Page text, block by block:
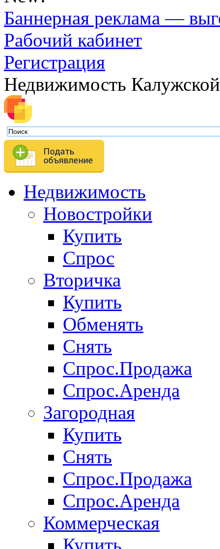
Баннерная реклама —
Рабочий кабинет
Регистрация
Недвижимость
Недвижимость
Новостройки
Купить
Спрос
Вторичка
Купить
Обменять
Снять
Спрос.Продажа
Спрос.Аренда
Загородная
Купить
Снять
Спрос.Продажа
Спрос.Аренда
Коммерческая
Купить